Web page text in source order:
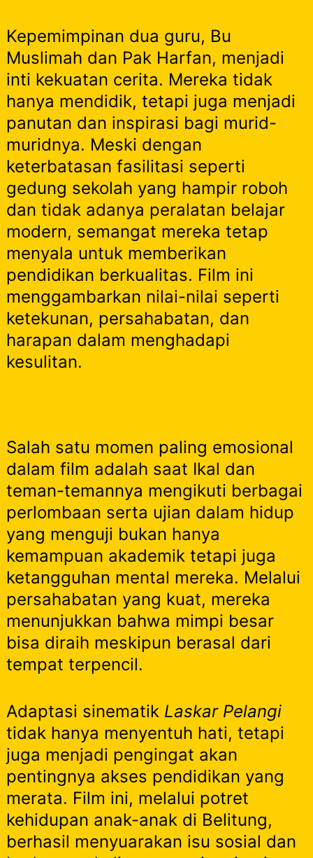
Kepemimpinan dua guru, Bu
Muslimah dan Pak Harfan, menjadi
inti kekuatan cerita. Mereka tidak
hanya mendidik, tetapi juga menjadi
panutan dan inspirasi bagi murid-
muridnya. Meski dengan
keterbatasan fasilitasi seperti
gedung sekolah yang hampir roboh
dan tidak adanya peralatan belajar
modern, semangat mereka tetap
menyala untuk memberikan
pendidikan berkualitas. Film ini
menggambarkan nilai-nilai seperti
ketekunan, persahabatan, dan
harapan dalam menghadapi
kesulitan.
Salah satu momen paling emosional
dalam film adalah saat Ikal dan
teman-temannya mengikuti berbagai
perlombaan serta ujian dalam hidup
yang menguji bukan hanya
kemampuan akademik tetapi juga
ketangguhan mental mereka. Melalui
persahabatan yang kuat, mereka
menunjukkan bahwa mimpi besar
bisa diraih meskipun berasal dari
tempat terpencil.
Adaptasi sinematik Laskar Pelangi
tidak hanya menyentuh hati, tetapi
juga menjadi pengingat akan
pentingnya akses pendidikan yang
merata. Film ini, melalui potret
kehidupan anak-anak di Belitung,
berhasil menyuarakan isu sosial dan